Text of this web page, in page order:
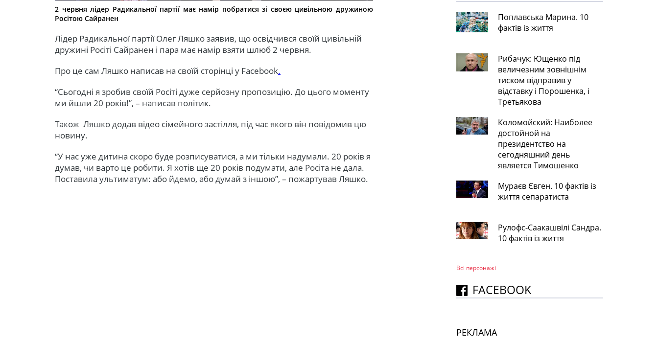
2 червня лідер Радикальної партії має намір побратися зі своєю цивільною дружиною
Росітою Сайранен
Лідер Радикальної партії Олег Ляшко заявив, що освідчився своїй цивільній
дружині Росіті Сайранен і пара має намір взяти шлюб 2 червня.
Про це сам Ляшко написав на своїй сторінці у Facebook.
“Сьогодні я зробив своїй Росіті дуже серйозну пропозицію. До цього моменту
ми йшли 20 років!”, – написав політик.
Також Ляшко додав відео сімейного застілля, під час якого він повідомив цю
новину.
“У нас уже дитина скоро буде розписуватися, а ми тільки надумали. 20 років я
думав, чи варто це робити. Я хотів ще 20 років подумати, але Росіта не дала.
Поставила ультиматум: або йдемо, або думай з іншою”, – пожартував Ляшко.
Поплавська Марина. 10
фактів із життя
Рибачук: Ющенко під
величезним зовнішнім
тиском відправив у
відставку і Порошенка, і
Третьякова
Коломойский: Наиболее
достойной на
президентство на
сегодняшний день
является Тимошенко
Мураєв Євген. 10 фактів із
життя сепаратиста
Рулофс-Саакашвілі Сандра.
10 фактів із життя
Всі персонажi
FACEBOOK
РЕКЛАМА